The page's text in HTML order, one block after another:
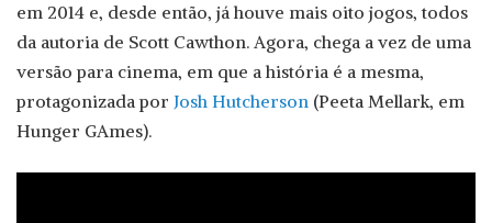
em 2014 e, desde então, já houve mais oito jogos, todos
da autoria de Scott Cawthon. Agora, chega a vez de uma
versão para cinema, em que a história é a mesma,
protagonizada por Josh Hutcherson (Peeta Mellark, em
Hunger GAmes).